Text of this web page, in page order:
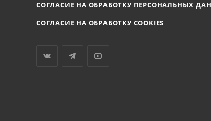
СОГЛАСИЕ НА ОБРАБОТКУ ПЕРСОНАЛЬНЫХ
СОГЛАСИЕ НА ОБРАБОТКУ COOKIES